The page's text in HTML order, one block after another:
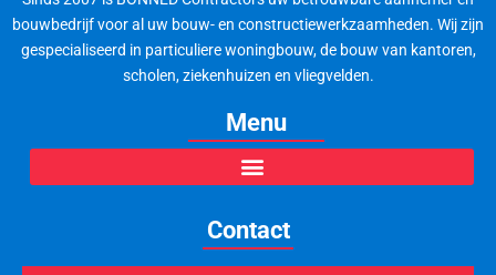
bouwbedrijf voor al uw bouw- en constructiewerkzaamheden. Wij zijn
gespecialiseerd in particuliere woningbouw, de bouw van kantoren,
scholen, ziekenhuizen en vliegvelden.
Menu
Contact